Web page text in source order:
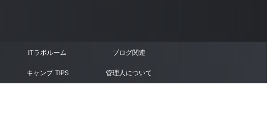
ITラボルーム ブログ関連
キャンプ TIPS 管理人について